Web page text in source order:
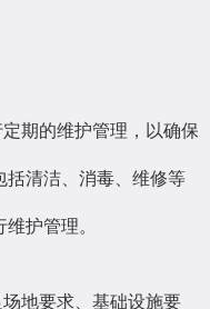
期的维护管理，以确保
括清洁、消毒、维修等
护管理。
地要求、基础设施要